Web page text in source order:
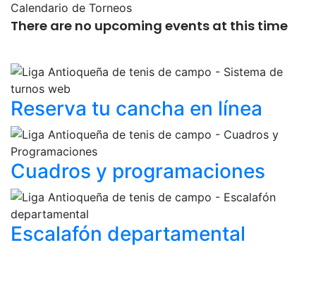
Calendario de Torneos
There are no upcoming events at this time
Reserva tu cancha en línea
Cuadros y programaciones
Escalafón departamental